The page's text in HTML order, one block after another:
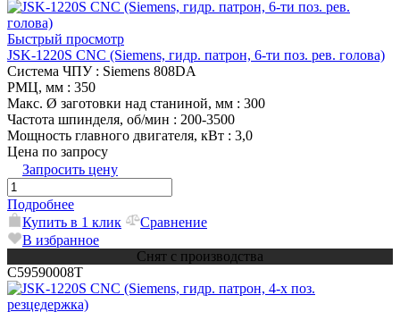
Быстрый просмотр
JSK-1220S CNC (Siemens, гидр. патрон, 6-ти поз. рев. голова)
Система ЧПУ: Siemens 808DA
РМЦ, мм : 350
Макс. Ø заготовки над станиной, мм : 300
Частота шпинделя, об/мин : 200-3500
Мощность главного двигателя, кВт : 3,0
Цена по запросу
Запросить цену
Подробнее
Купить в 1 клик
Сравнение
В избранное
Снят с производства
C59590008T